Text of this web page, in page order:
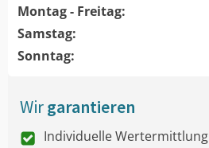
Montag - Freitag:
Samstag:
Sonntag:
Wirgarantieren
Individuelle Wertermittlung